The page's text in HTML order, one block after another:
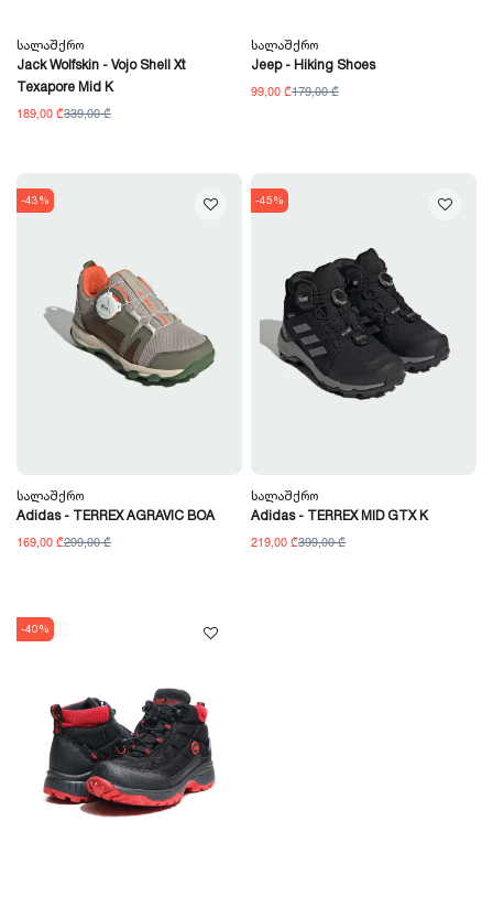
Სალაშქრო
Jack Wolfskin - Vojo Shell Xt
Texapore Mid K
189,00 ₾339,00 ₾
Სალაშქრო
Jeep - Hiking Shoes
99,00 ₾179,00 ₾
-43%
Სალაშქრო
Adidas - TERREX AGRAVIC BOA
169,00 ₾299,00 ₾
-45%
Სალაშქრო
Adidas - TERREX MID GTX K
219,00 ₾399,00 ₾
-40%